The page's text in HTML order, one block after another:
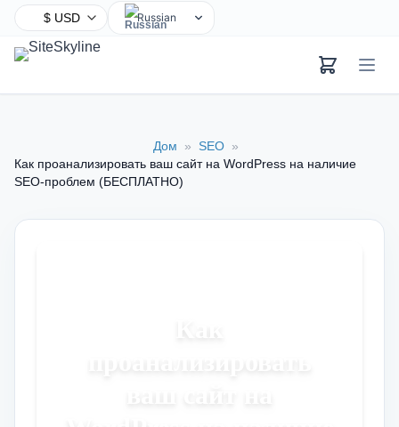
Russian
Arabic
French
Дом » SEO »
Как проанализировать ваш сайт на WordPress на наличие
SEO-проблем (БЕСПЛАТНО)